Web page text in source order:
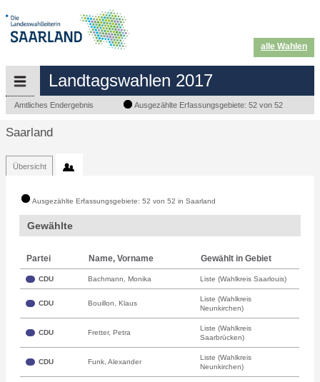
alle Wahlen
Landtagswahlen 2017
Amtliches Endergebnis Ausgezählte Erfassungsgebiete: 52 von 52
Saarland
Übersicht
Ausgezählte Erfassungsgebiete: 52 von 52 in Saarland
Gewählte
Partei Name, Vorname Gewählt in Gebiet
CDU Bachmann, Monika Liste (Wahlkreis Saarlouis)
CDU Bouillon, Klaus
Liste (Wahlkreis
Neunkirchen)
CDU Fretter, Petra
Liste (Wahlkreis
Saarbrücken)
CDU Funk, Alexander
Liste (Wahlkreis
Neunkirchen)